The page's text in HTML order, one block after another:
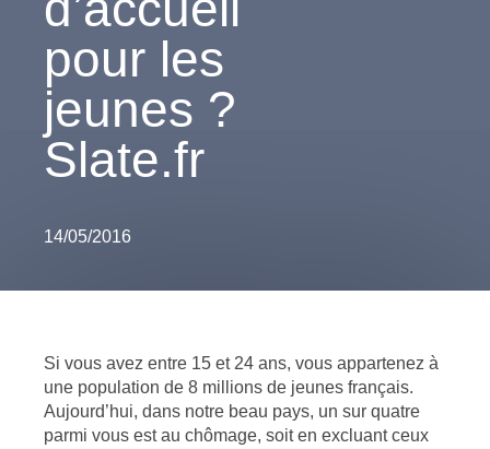
pour les
jeunes ?
Slate.fr
14/05/2016
Si vous avez entre 15 et 24 ans, vous appartenez à
une population de 8 millions de jeunes français.
Aujourd’hui, dans notre beau pays, un sur quatre
parmi vous est au chômage, soit en excluant ceux